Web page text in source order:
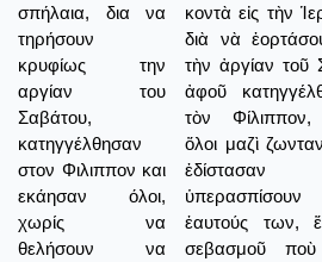
σπήλαια, δια να
τηρήσουν
κρυφίως την
αργίαν του
Σαβάτου,
κατηγγέλθησαν
στον Φιλιππον και
εκάησαν όλοι,
χωρίς να
θελήσουν να
κοντὰ εἰς τὴν
διὰ νὰ
τὴν ἀργίαν τοῦ
ἀφοῦ
τὸν
ὅλοι μαζὶ
ἑαυτούς των,
σεβασμοῦ ποὺ